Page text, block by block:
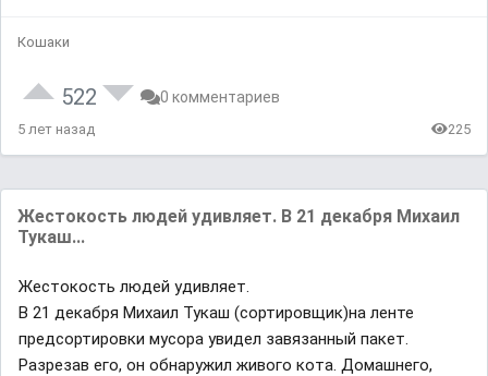
Кошаки
522 0 комментариев
5 лет назад 225
Жестокость людей удивляет. В 21 декабря Михаил
Тукаш...
Жестокость людей удивляет.
В 21 декабря Михаил Тукаш (сортировщик)на ленте
предсортировки мусора увидел завязанный пакет.
Разрезав его, он обнаружил живого кота. Домашнего,